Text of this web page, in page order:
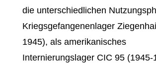
die unterschiedlichen
Kriegsgefangenenlager
1945), als amerikanisches
Internierungslager CIC 95 (1945-